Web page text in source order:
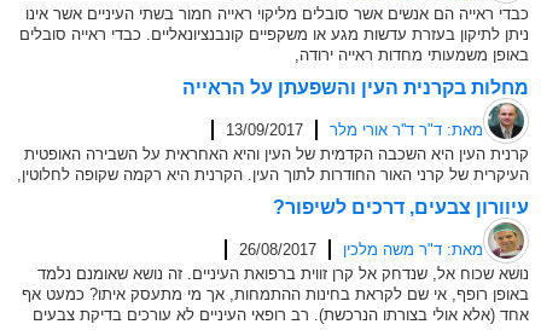
כבדי ראייה הם אנשים אשר סובלים מליקוי ראייה חמור בשתי העיניים אשר אינו
ניתן לתיקון בעזרת עדשות מגע או משקפיים קונבנציונאליים. כבדי ראייה סובלים
באופן משמעותי מחדות ראייה ירודה,
מחלות בקרנית העין והשפעתן על הראייה
מאת: ד"ר ד''ר אורי מלר
13/09/2017
קרנית העין היא השכבה הקדמית של העין והיא האחראית על השבירה האופטית
העיקרית של קרני האור החודרות לתוך העין. הקרנית היא רקמה שקופה לחלוטין,
עיוורון צבעים, דרכים לשיפור?
מאת: ד"ר משה מלכין
26/08/2017
נושא שכוח אל, שנדחק אל קרן זווית ברפואת העיניים. זה נושא שאומנם נלמד
באופן רופף, אי שם לקראת בחינות ההתמחות, אך מי מתעסק איתו? כמעט אף
אחד (אלא אולי בצורתו הנרכשת). רב רופאי העיניים לא עורכים בדיקת צבעים